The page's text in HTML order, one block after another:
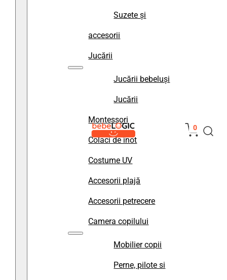
Suzete și
accesorii
Jucării
Jucării bebeluși
Jucării
Montessori
Colaci de înot
Costume UV
Accesorii plajă
Accesorii petrecere
Camera copilului
Mobilier copii
Perne, pilote si
0